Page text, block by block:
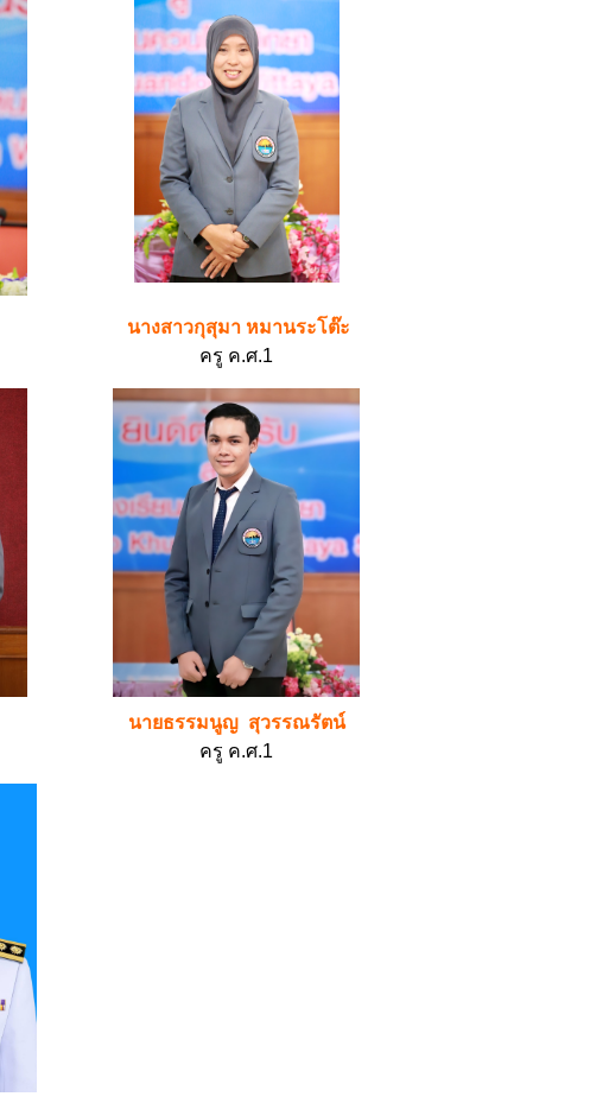
นางสาวกุสุมา หมานระโต๊ะ
ครู ค.ศ.1
นายธรรมนูญ สุวรรณรัตน์
ครู ค.ศ.1